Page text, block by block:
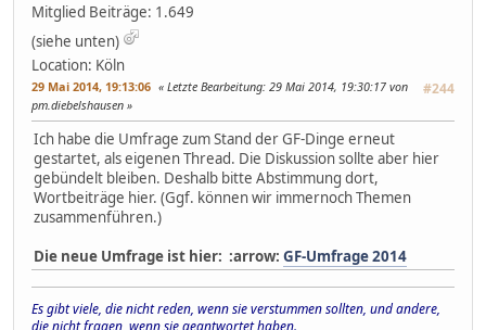
Mitglied Beiträge: 1.649
(siehe unten)
Location: Köln
29 Mai 2014, 19:13:06 #244
Letzte Bearbeitung: 29 Mai 2014, 19:30:17 von
pm.diebelshausen
Ich habe die Umfrage zum Stand der GF-Dinge erneut
gestartet, als eigenen Thread. Die Diskussion sollte aber hier
gebündelt bleiben. Deshalb bitte Abstimmung dort,
Wortbeiträge hier. (Ggf. können wir immernoch Themen
zusammenführen.)
Die neue Umfrage ist hier: :arrow: GF-Umfrage 2014
Es gibt viele, die nicht reden, wenn sie verstummen sollten, und andere,
die nicht fragen, wenn sie geantwortet haben.